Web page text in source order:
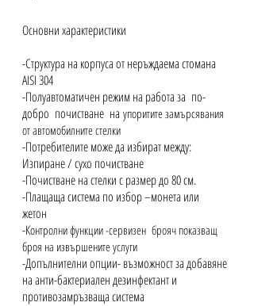
Основни характеристики
-Структура на корпуса от неръждаема стомана
AISI 304
-Полуавтоматичен режим на работа за по-
добро почистване на упоритите замърсявания
от автомобилните стелки
-Потребителите може да избират между:
Изпиране / сухо почистване
-Почистване на стелки с размер до 80 см.
-Плащаща система по избор –монета или
жетон
-Контролни функции -сервизен брояч показващ
броя на извършените услуги
-Допълнителни опции- възможност за добавяне
на анти-бактериален дезинфектант и
противозамръзваща система